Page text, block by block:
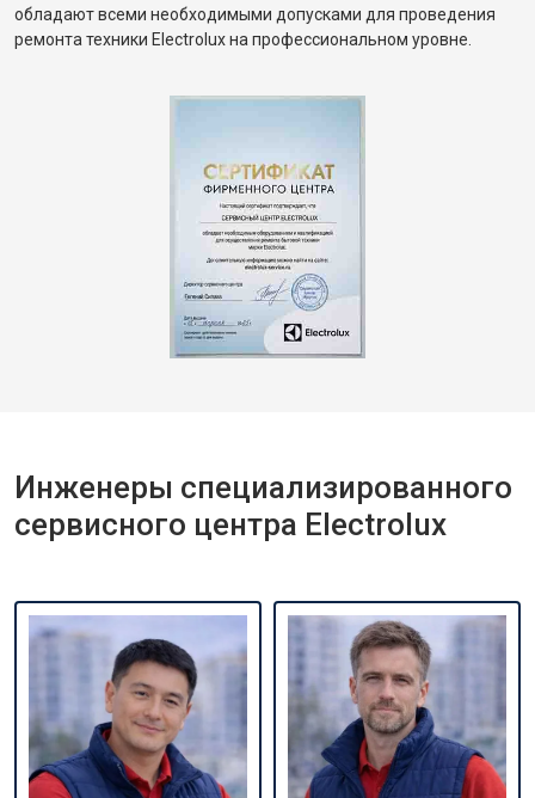
обладают всеми необходимыми допусками для проведения
ремонта техники Electrolux на профессиональном уровне.
Инженеры специализированного
сервисного центра Electrolux